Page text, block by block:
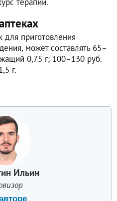
приготовления
может составлять 65–
0,75 г; 100–130 руб.
г.
Ильин